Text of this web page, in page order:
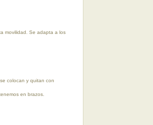
movilidad. Se adapta a los
colocan y quitan con
en brazos.